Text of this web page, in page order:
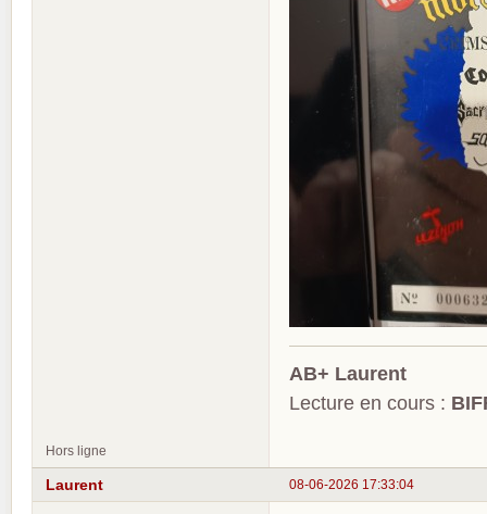
AB+ Laurent
Lecture en cours :
Hors ligne
08-06-2026 17:33:04
Laurent